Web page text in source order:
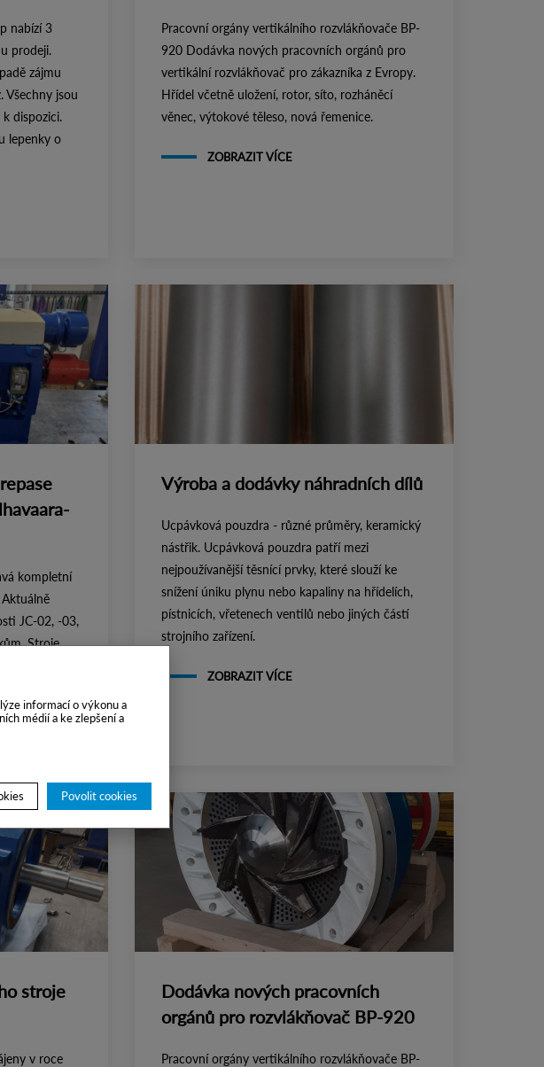
informací o výkonu a
médií a ke zlepšení a
Povolit cookies
nabízí 3
prodeji.
zájmu
Všechny jsou
dispozici.
lepenky o
Pracovní orgány vertikálního rozvlákňovače BP-
920 Dodávka nových pracovních orgánů pro
vertikální rozvlákňovač pro zákazníka z Evropy.
Hřídel včetně uložení, rotor, síto, rozháněcí
věnec, výtokové těleso, nová řemenice.
ZOBRAZIT VÍCE
kompletní
JC-02, -03,
Stroje
kompletní
Výroba a dodávky náhradních dílů
Ucpávková pouzdra - různé průměry, keramický
nástřik. Ucpávková pouzdra patří mezi
nejpoužívanější těsnící prvky, které slouží ke
snížení úniku plynu nebo kapaliny na hřídelích,
pístnicích, vřetenech ventilů nebo jiných částí
strojního zařízení.
ZOBRAZIT VÍCE
stroje
v roce
Dodávka nových pracovních
orgánů pro rozvlákňovač BP-920
Pracovní orgány vertikálního rozvlákňovače BP-